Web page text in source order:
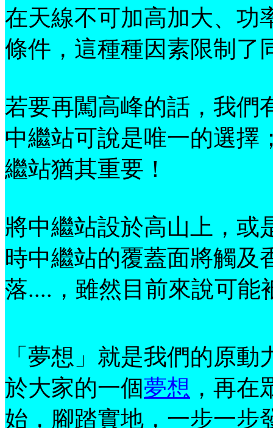
在天線不可加高加大、功
條件，這種種因素限制了
若要再闖高峰的話，我們
中繼站可說是唯一的選擇
繼站猶其重要！
將中繼站設於高山上，或
時中繼站的覆蓋面將觸及
落....，雖然目前來說可能
「夢想」就是我們的原動
於大家的一個夢想 ，再
始，腳踏實地，一步一步